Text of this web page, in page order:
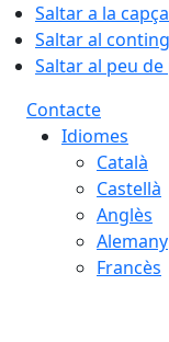
Saltar a la
Saltar al
Saltar al peu de
Contacte
Idiomes
Català
Castellà
Anglès
Alemany
Francès